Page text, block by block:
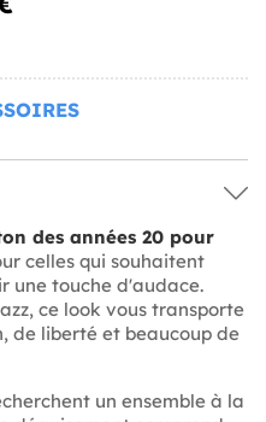
des années 20 pour
celles qui souhaitent
une touche d'audace.
ce look vous transporte
de liberté et beaucoup de
un ensemble à la